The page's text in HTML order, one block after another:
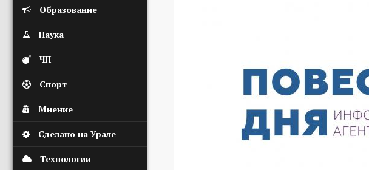
Образование
Наука
ЧП
Спорт
Мнение
Сделано на Урале
Технологии